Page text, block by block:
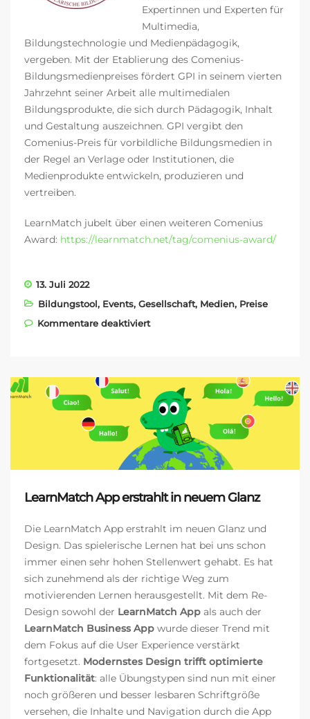
Expertinnen und Experten für
Multimedia,
Bildungstechnologie und Medienpädagogik,
vergeben. Mit der Etablierung des Comenius-
Bildungsmedienpreises fördert GPI in seinem vierten
Jahrzehnt seiner Arbeit alle multimedialen
Bildungsprodukte, die sich durch Pädagogik, Inhalt
und Gestaltung auszeichnen. GPI vergibt den
Comenius-Preis für vorbildliche Bildungsmedien in
der Regel an Verlage oder Institutionen, die
Medienprodukte entwickeln, produzieren und
vertreiben.
LearnMatch jubelt über einen weiteren Comenius
Award: https://learnmatch.net/tag/comenius-award/
13. Juli 2022
Bildungstool, Events, Gesellschaft, Medien, Preise
Kommentare deaktiviertfür COMENIUS AWARD 2022
LearnMatch App erstrahlt in neuem Glanz
Die LearnMatch App erstrahlt im neuen Glanz und
Design. Das spielerische Lernen hat bei uns schon
immer einen sehr hohen Stellenwert gehabt. Es hat
sich zunehmend als der richtige Weg zum
motivierenden Lernen herausgestellt. Mit dem Re-
Design sowohl der LearnMatch App als auch der
LearnMatch Business App wurde dieser Trend mit
dem Fokus auf die User Experience verstärkt
fortgesetzt. Modernstes Design trifft optimierte
Funktionalität: alle Übungstypen sind nun mit einer
noch größeren und besser lesbaren Schriftgröße
versehen, die Inhalte und Navigation durch die App